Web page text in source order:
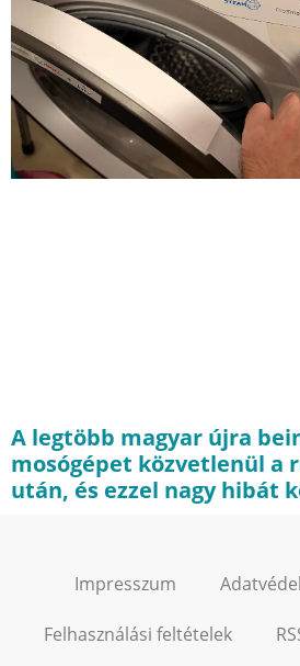
A legtöbb magyar újra
mosógépet közvetlenül a
után, és ezzel nagy hibát
Impresszum
Felhasználási feltételek